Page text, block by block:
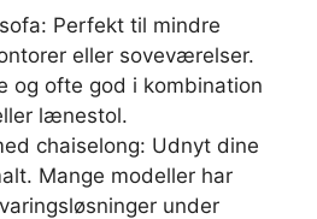
Perfekt til mindre
eller soveværelser.
og ofte god i kombination
lænestol.
chaiselong: Udnyt dine
Mange modeller har
under